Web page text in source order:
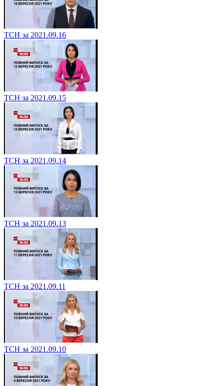
ТСН за 2021.09.16
ТСН за 2021.09.15
ТСН за 2021.09.14
ТСН за 2021.09.13
ТСН за 2021.09.11
ТСН за 2021.09.10